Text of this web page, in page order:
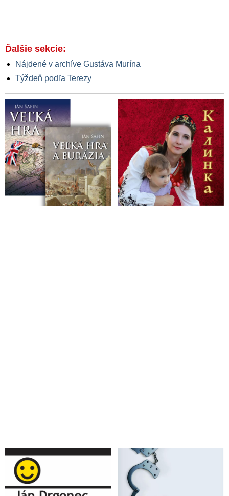
Ďalšie sekcie:
Nájdené v archíve Gustáva Murína
Týždeň podľa Terezy